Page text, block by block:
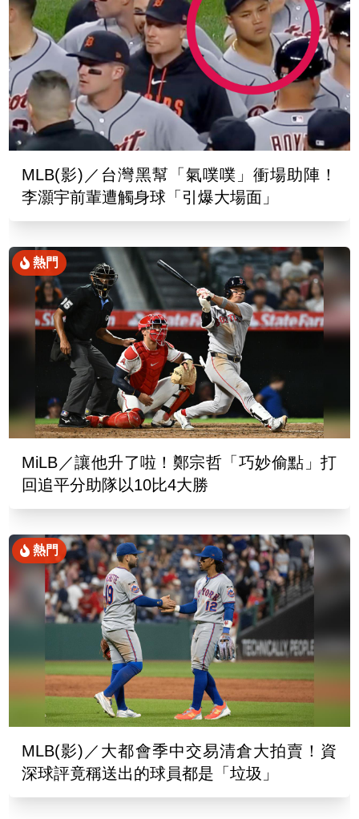
MLB(影)／台灣黑幫「氣噗噗」衝場助陣！
李灝宇前輩遭觸身球「引爆大場面」
熱門
MiLB／讓他升了啦！鄭宗哲「巧妙偷點」打
回追平分助隊以10比4大勝
熱門
MLB(影)／大都會季中交易清倉大拍賣！資
深球評竟稱送出的球員都是「垃圾」